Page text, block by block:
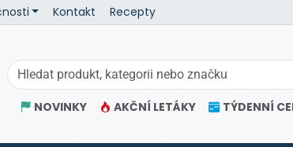
Kontakt Recepty
NOVINKY AKČNÍ LETÁKY TÝDENNÍ